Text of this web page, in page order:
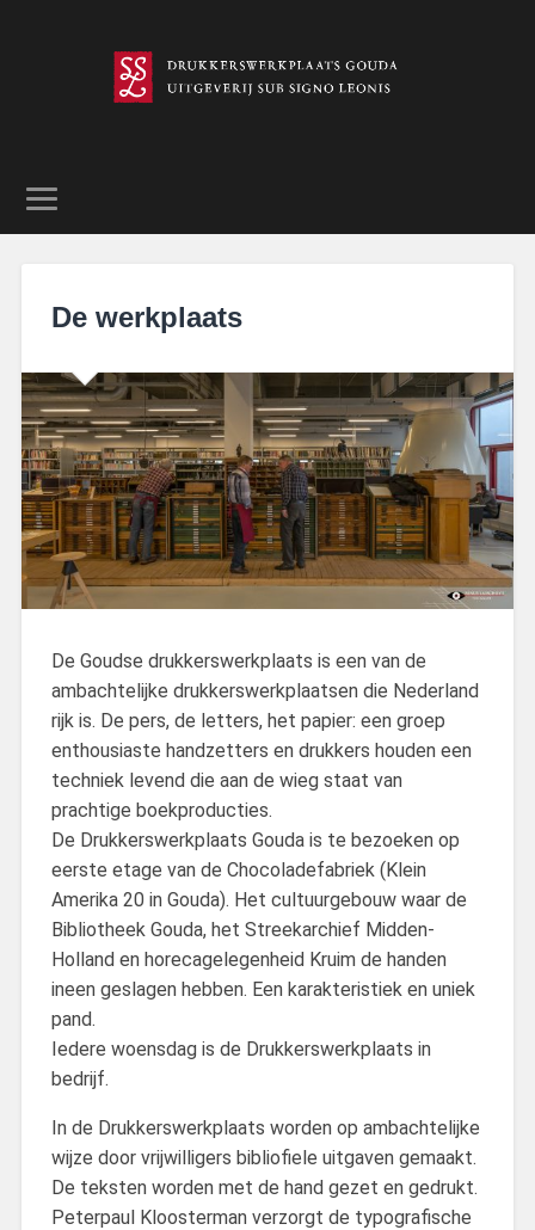
De werkplaats
De Goudse drukkerswerkplaats is een van de
ambachtelijke drukkerswerkplaatsen die Nederland
rijk is. De pers, de letters, het papier: een groep
enthousiaste handzetters en drukkers houden een
techniek levend die aan de wieg staat van
prachtige boekproducties.
De Drukkerswerkplaats Gouda is te bezoeken op
eerste etage van de Chocoladefabriek (Klein
Amerika 20 in Gouda). Het cultuurgebouw waar de
Bibliotheek Gouda, het Streekarchief Midden-
Holland en horecagelegenheid Kruim de handen
ineen geslagen hebben. Een karakteristiek en uniek
pand.
Iedere woensdag is de Drukkerswerkplaats in
bedrijf.
In de Drukkerswerkplaats worden op ambachtelijke
wijze door vrijwilligers bibliofiele uitgaven gemaakt.
De teksten worden met de hand gezet en gedrukt.
Peterpaul Kloosterman verzorgt de typografische